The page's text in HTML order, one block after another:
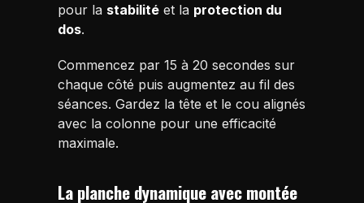
pour la stabilité et la protection du
dos.
Commencez par 15 à 20 secondes sur
chaque côté puis augmentez au fil des
séances. Gardez la tête et le cou alignés
avec la colonne pour une efficacité
maximale.
La planche dynamique avec montée